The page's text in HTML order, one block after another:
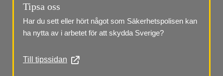
Tipsa oss
Har du sett eller hört något som Säkerhetspolisen kan
ha nytta av i arbetet för att skydda Sverige?
Till tipssidan